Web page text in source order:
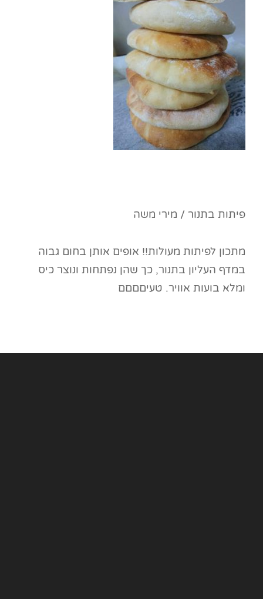
פיתות בתנור / מירי משה
מתכון לפיתות מעולות!! אופים אותן בחום גבוה
במדף העליון בתנור, כך שהן נפתחות ונוצר כיס
ומלא בועות אוויר. טעיםםםם